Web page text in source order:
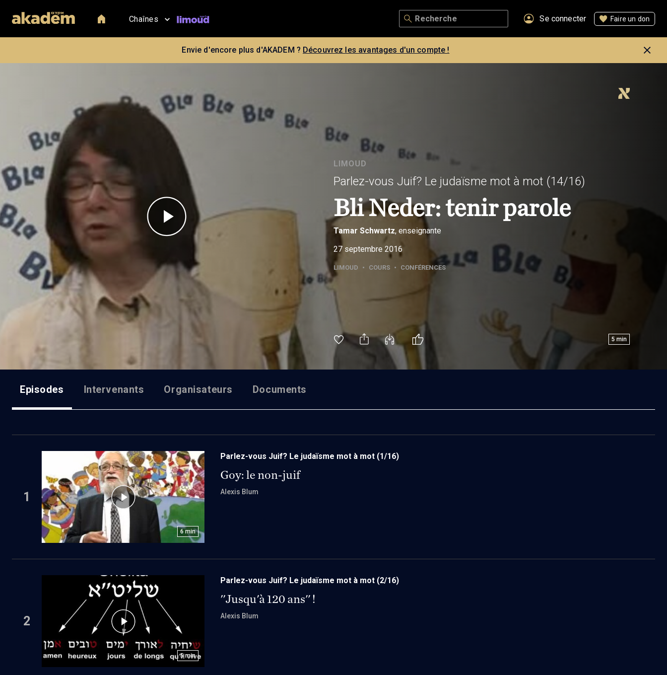
Chaînes Se connecter Faire un don
Envie d'encore plus d'AKADEM ? Découvrez les avantages d'un compte !
LIMOUD
Parlez-vous Juif? Le judaïsme mot à mot (14/16)
Bli Neder: tenir parole
Tamar Schwartz, enseignante
27 septembre 2016
LIMOUD • COURS • CONFÉRENCES
5 min
Episodes Intervenants Organisateurs Documents
1
6 min
Parlez-vous Juif? Le judaïsme mot à mot (1/16)
Goy: le non-juif
Alexis Blum
2
5 min
Parlez-vous Juif? Le judaïsme mot à mot (2/16)
''Jusqu'à 120 ans'' !
Alexis Blum